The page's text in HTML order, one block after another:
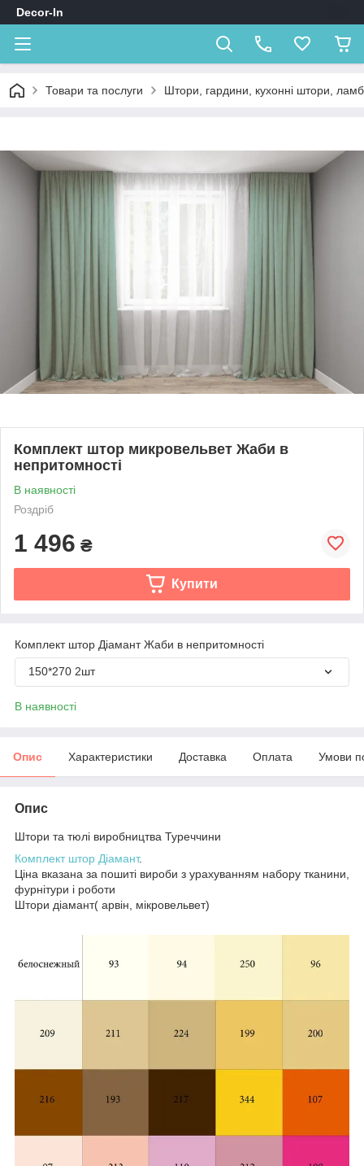
Decor-In
Товари та послуги Штори, гардини, кухонні штори,
Комплект штор микровельвет Жаби в
непритомності
В наявності
Роздріб
1 496 ₴
Купити
Комплект штор Діамант Жаби в непритомності
150*270 2шт
В наявності
Опис Характеристики Доставка Оплата Умови
Опис
Штори та тюлі виробництва Туреччини
Комплект штор Діамант.
Ціна вказана за пошиті вироби з урахуванням набору тканини,
фурнітури і роботи
Штори діамант( арвін, мікровельвет)